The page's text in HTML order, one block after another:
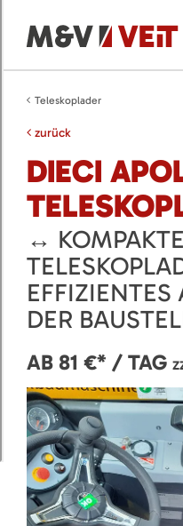
Teleskoplader
zurück
DIECI
↔️
EFFIZIENTES
DER
AB 81 €* / TAG